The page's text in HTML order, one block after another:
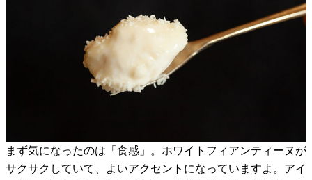
まず気になったのは「食感」。ホワイトフィアンティーヌが
サクサクしていて、よいアクセントになっていますよ。アイ